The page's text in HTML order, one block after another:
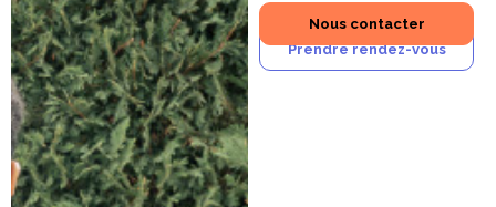
Prendre rendez-vous
Nous contacter